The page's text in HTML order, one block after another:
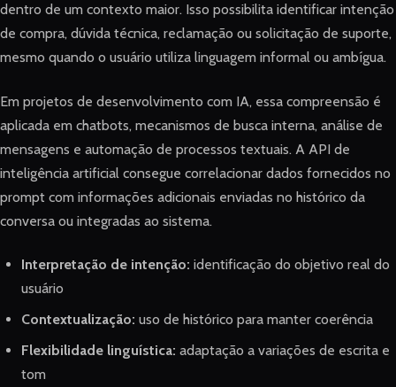
dentro de um contexto maior. Isso possibilita identificar intenção
de compra, dúvida técnica, reclamação ou solicitação de suporte,
mesmo quando o usuário utiliza linguagem informal ou ambígua.
Em projetos de desenvolvimento com IA, essa compreensão é
aplicada em chatbots, mecanismos de busca interna, análise de
mensagens e automação de processos textuais. A API de
inteligência artificial consegue correlacionar dados fornecidos no
prompt com informações adicionais enviadas no histórico da
conversa ou integradas ao sistema.
Interpretação de intenção: identificação do objetivo real do
usuário
Contextualização: uso de histórico para manter coerência
Flexibilidade linguística: adaptação a variações de escrita e
tom